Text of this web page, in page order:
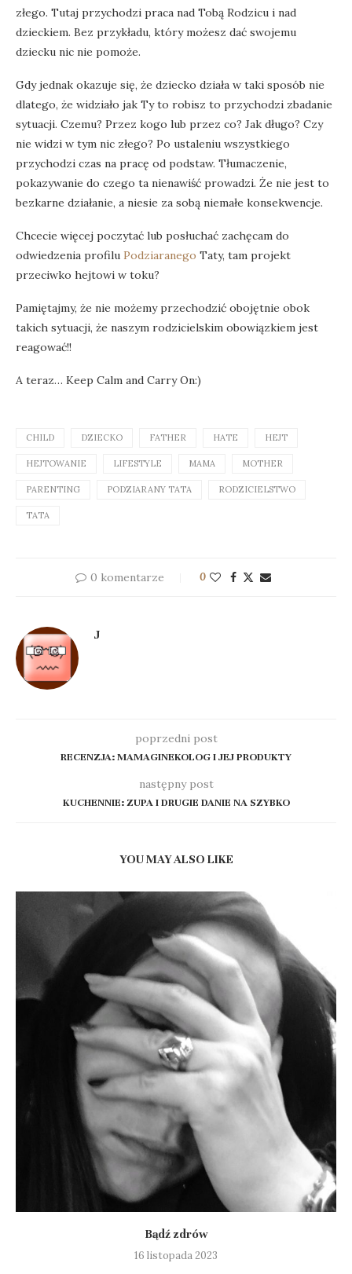
złego. Tutaj przychodzi praca nad Tobą Rodzicu i nad
dzieckiem. Bez przykładu, który możesz dać swojemu
dziecku nic nie pomoże.
Gdy jednak okazuje się, że dziecko działa w taki sposób nie
dlatego, że widziało jak Ty to robisz to przychodzi zbadanie
sytuacji. Czemu? Przez kogo lub przez co? Jak długo? Czy
nie widzi w tym nic złego? Po ustaleniu wszystkiego
przychodzi czas na pracę od podstaw. Tłumaczenie,
pokazywanie do czego ta nienawiść prowadzi. Że nie jest to
bezkarne działanie, a niesie za sobą niemałe konsekwencje.
Chcecie więcej poczytać lub posłuchać zachęcam do
odwiedzenia profilu Podziaranego Taty, tam projekt
przeciwko hejtowi w toku?
Pamiętajmy, że nie możemy przechodzić obojętnie obok
takich sytuacji, że naszym rodzicielskim obowiązkiem jest
reagować!!
A teraz… Keep Calm and Carry On:)
CHILD DZIECKO FATHER HATE HEJT
HEJTOWANIE LIFESTYLE MAMA MOTHER
PARENTING PODZIARANY TATA RODZICIELSTWO
TATA
0 komentarze 0
J
poprzedni post
RECENZJA: MAMAGINEKOLOG I JEJ PRODUKTY
następny post
KUCHENNIE: ZUPA I DRUGIE DANIE NA SZYBKO
YOU MAY ALSO LIKE
Bądź zdrów
16 listopada 2023